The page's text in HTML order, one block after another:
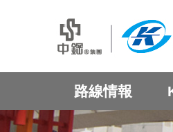
路線情報